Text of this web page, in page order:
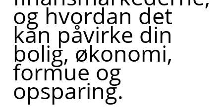
og hvordan det
kan påvirke din
bolig, økonomi,
formue og
opsparing.